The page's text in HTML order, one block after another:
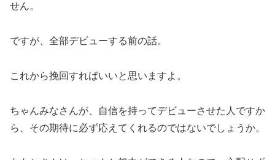
せん。
ですが、全部デビューする前の話。
これから挽回すればいいと思いますよ。
ちゃんみなさんが、自信を持ってデビューさせた人ですか
ら、その期待に必ず応えてくれるのではないでしょうか。